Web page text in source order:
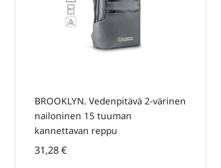
BROOKLYN. Vedenpitävä 2-värinen
nailoninen 15 tuuman
kannettavan reppu
31,28€